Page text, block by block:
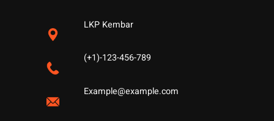
LKP Kembar
(+1)-123-456-789
Example@example.com